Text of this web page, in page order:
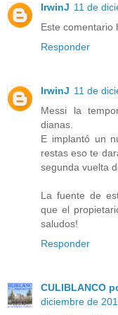
IrwinJ 11 de
Este comentario
Responder
IrwinJ 11 de
Messi la
dianas.
E implantó un
restas eso te
segunda vuelta
La fuente de
que el
saludos!
Responder
CULIBLANCO
diciembre de